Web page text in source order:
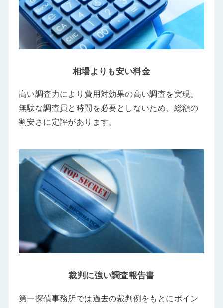
相場よりも安い料金
高い調査力により費用対効果の高い調査を実現。
無駄な調査員と時間を必要としないため、総額の
割安さに定評があります。
裁判に強い調査報告書
第一探偵事務所では過去の裁判例をもとにポイン